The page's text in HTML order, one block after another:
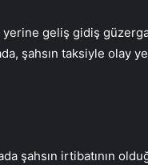
geliş gidiş
şahsın taksiyle olay
şahsın irtibatının